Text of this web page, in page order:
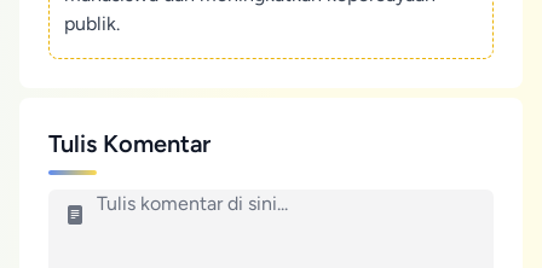
publik.
Tulis Komentar